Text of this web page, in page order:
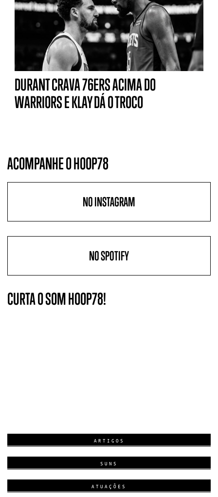
DURANT CRAVA 76ERS ACIMA DO
WARRIORS E KLAY DÁ O TROCO
ACOMPANHE O HOOP78
NO INSTAGRAM
NO SPOTIFY
CURTA O SOM HOOP78!
ARTIGOS
SUNS
ATUAÇÕES